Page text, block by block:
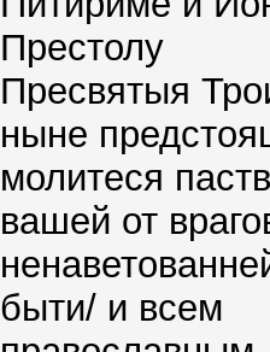
Престолу
Пресвятыя
ныне
молитеся
вашей от
быти/ и всем